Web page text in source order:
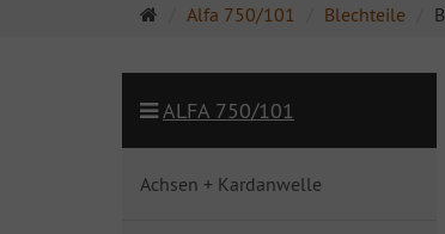
Startseite
Alfa 750/101 Blechteile
ALFA 750/101
Achsen + Kardanwelle